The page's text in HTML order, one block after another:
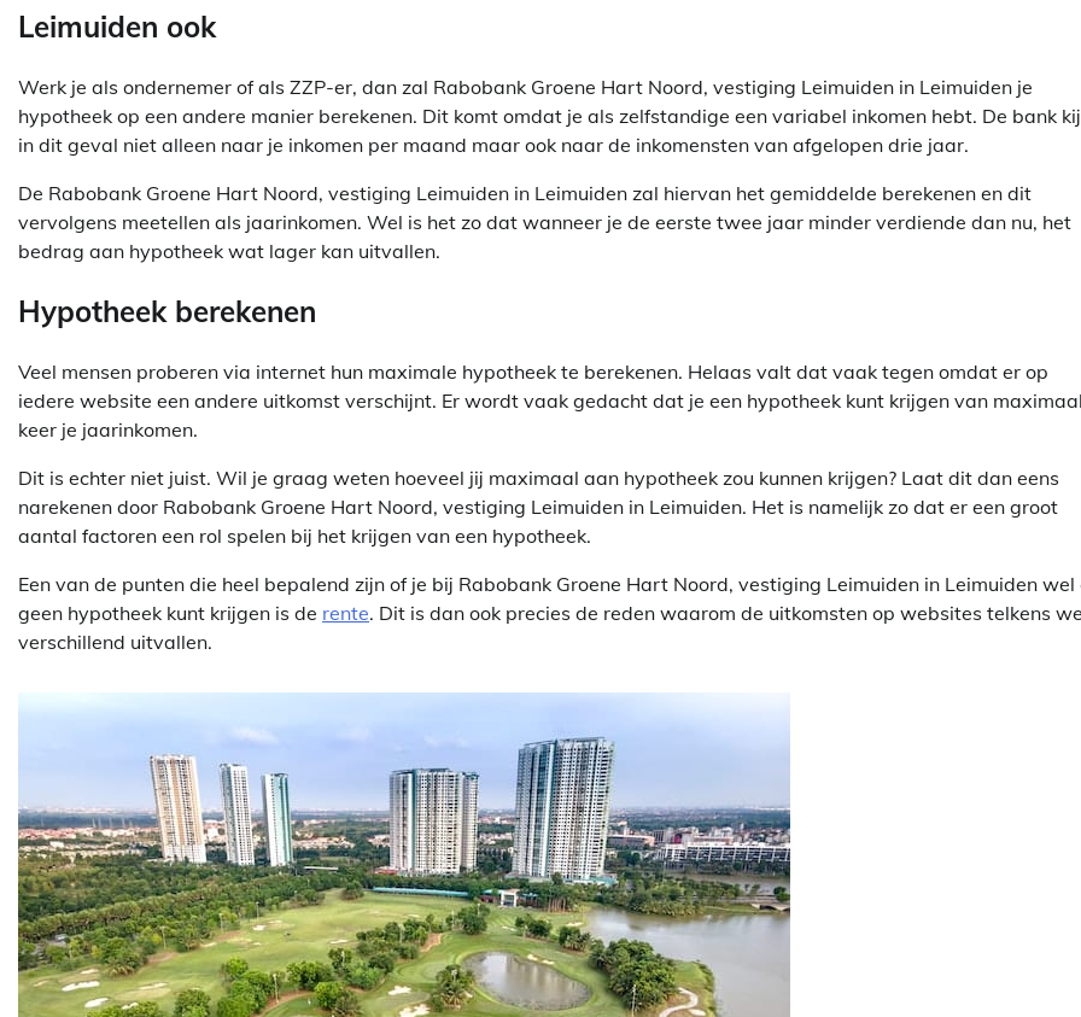
Leimuiden ook
Werk je als ondernemer of als ZZP-er, dan zal Rabobank Groene Hart Noord, vestiging Leimuiden in Leimuiden je
hypotheek op een andere manier berekenen. Dit komt omdat je als zelfstandige een variabel inkomen hebt. De bank
in dit geval niet alleen naar je inkomen per maand maar ook naar de inkomensten van afgelopen drie jaar.
De Rabobank Groene Hart Noord, vestiging Leimuiden in Leimuiden zal hiervan het gemiddelde berekenen en dit
vervolgens meetellen als jaarinkomen. Wel is het zo dat wanneer je de eerste twee jaar minder verdiende dan nu, het
bedrag aan hypotheek wat lager kan uitvallen.
Hypotheek berekenen
Veel mensen proberen via internet hun maximale hypotheek te berekenen. Helaas valt dat vaak tegen omdat er op
iedere website een andere uitkomst verschijnt. Er wordt vaak gedacht dat je een hypotheek kunt krijgen van
keer je jaarinkomen.
Dit is echter niet juist. Wil je graag weten hoeveel jij maximaal aan hypotheek zou kunnen krijgen? Laat dit dan eens
narekenen door Rabobank Groene Hart Noord, vestiging Leimuiden in Leimuiden. Het is namelijk zo dat er een groot
aantal factoren een rol spelen bij het krijgen van een hypotheek.
Een van de punten die heel bepalend zijn of je bij Rabobank Groene Hart Noord, vestiging Leimuiden in Leimuiden wel
geen hypotheek kunt krijgen is de rente. Dit is dan ook precies de reden waarom de uitkomsten op websites telkens
verschillend uitvallen.